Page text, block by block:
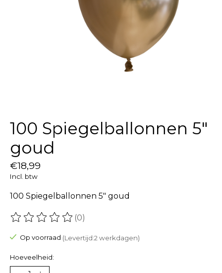
100 Spiegelballonnen 5″
goud
€18,99
Incl. btw
100 Spiegelballonnen 5″ goud
De beoordeling van dit product is
(0)
Op voorraad (Levertijd:2 werkdagen)
Hoeveelheid: